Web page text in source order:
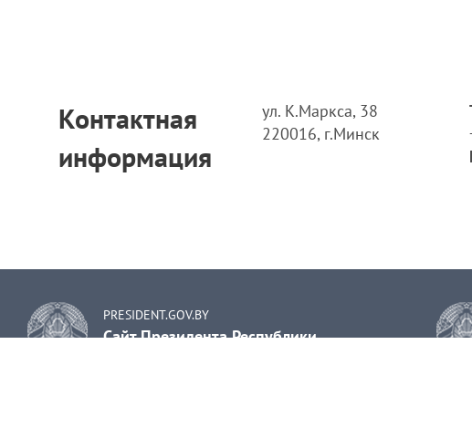
Контактная
информация
ул. К.Маркса, 38
220016, г.Минск
PRESIDENT.GOV.BY
Сайт Президента Республики